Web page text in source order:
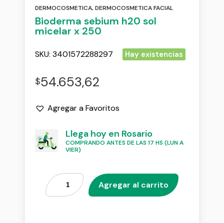
DERMOCOSMETICA,DERMOCOSMETICA FACIAL
Bioderma sebium h20 sol
micelar x 250
SKU: 3401572288297 Hay existencias
$54.653,62
Agregar a Favoritos
Llega hoy en Rosario
COMPRANDO ANTES DE LAS 17 HS (LUN A
VIER)
Agregar al carrito